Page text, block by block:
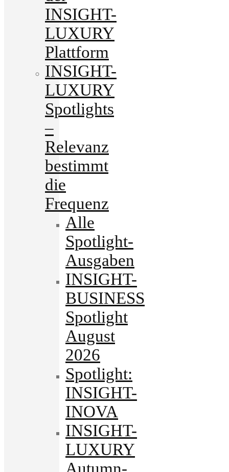
INSIGHT-
LUXURY
Plattform
INSIGHT-
LUXURY
Spotlights
–
Relevanz
bestimmt
die
Frequenz
Alle
Spotlight-
Ausgaben
INSIGHT-
BUSINESS
Spotlight
August
2026
Spotlight:
INSIGHT-
INOVA
INSIGHT-
LUXURY
Autumn-.